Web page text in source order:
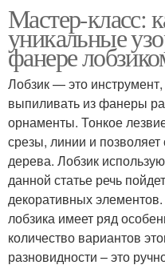
Мастер-класс:
уникальные
фанере
Лобзик — это
выпиливать из фанеры
орнаменты. Тонкое
срезы, линии и
дерева. Лобзик
данной статье речь
декоративных
лобзика имеет ряд
количество вариантов
разновидности – это